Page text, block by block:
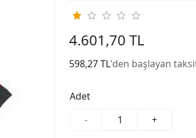
4.601,70 TL
598,27 TL'den başlayan
Adet
-
+